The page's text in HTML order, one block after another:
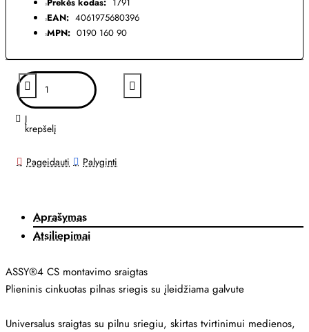
EAN: 4061975680396
MPN: 0190 160 90
Į
krepšelį
Pageidauti Palyginti
Aprašymas
Atsiliepimai
ASSY®4 CS montavimo sraigtas
Plieninis cinkuotas pilnas sriegis su įleidžiama galvute
Universalus sraigtas su pilnu sriegiu, skirtas tvirtinimui medienos,